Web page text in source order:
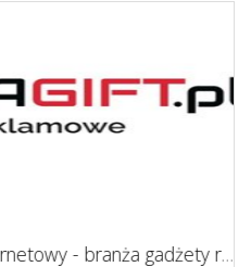
Sprzedam sklep internetowy - branża gadżety reklamowe B2B